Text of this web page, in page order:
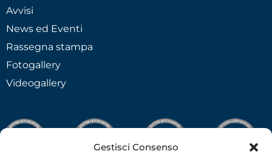
Gestisci Consenso
Avvisi
News ed Eventi
Rassegna stampa
Fotogallery
Videogallery